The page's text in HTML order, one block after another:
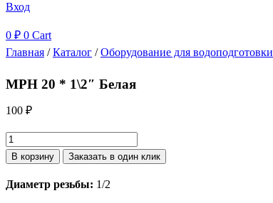
Вход
0 ₽ 0 Cart
Главная /Каталог /Оборудование для водоподготовки
МРН 20 * 1\2″ Белая
100 ₽
Количество
товара
20
В корзину Заказать в один клик
Диаметр резьбы: 1/2